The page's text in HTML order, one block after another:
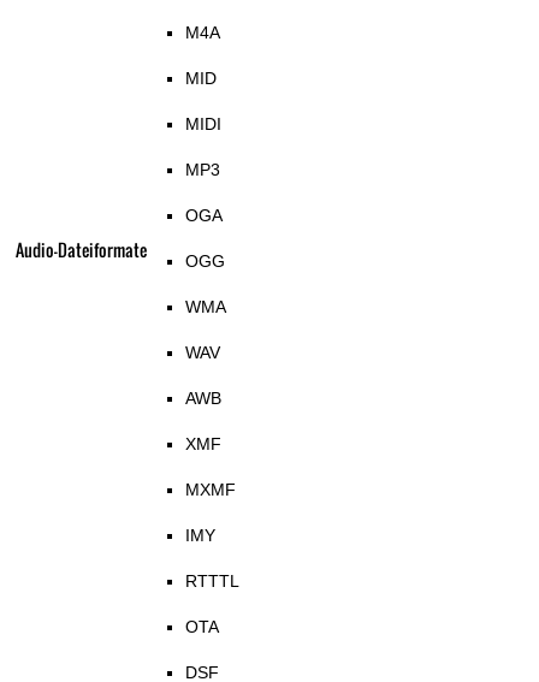
Audio-Dateiformate
M4A
MID
MIDI
MP3
OGA
OGG
WMA
WAV
AWB
XMF
MXMF
IMY
RTTTL
OTA
DSF